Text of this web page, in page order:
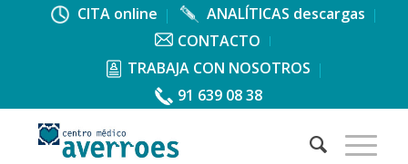
CITA online
ANALÍTICAS descargas
CONTACTO
TRABAJA CON NOSOTROS
91 639 08 38